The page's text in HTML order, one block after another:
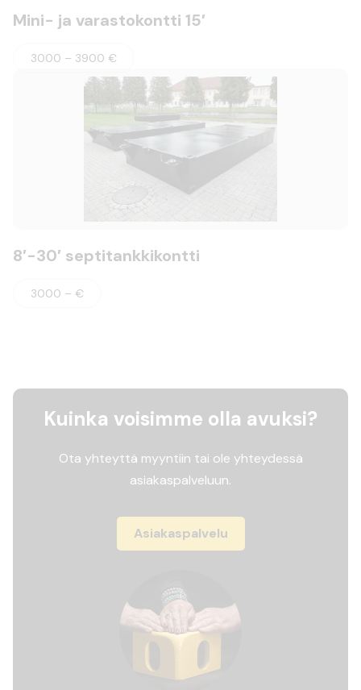
Mini- ja varastokontti 15′
3000 – 3900 €
8′-30′ septitankkikontti
3000 – €
Kuinka voisimme olla avuksi?
Ota yhteyttä myyntiin tai ole yhteydessä
asiakaspalveluun.
Asiakaspalvelu